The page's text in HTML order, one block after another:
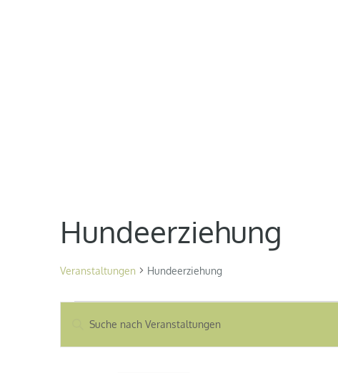
Hundeerziehung
Veranstaltungen Hundeerziehung
Veranstaltungen
Veranstaltungen
Suche